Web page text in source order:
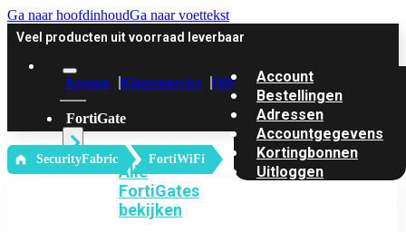
Ga naar hoofdinhoudGa naar voettekst
Veel producten uit voorraad leverbaar
Account Klantenservice Offerte
FortiGate
Alle
FortiGates
bekijken
Account
Bestellingen
Adressen
Accountgegevens
Kortingbonnen
Uitloggen
‎ SecurityFabric FortiWiFi